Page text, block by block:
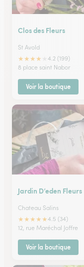
Clos des Fleurs
St Avold
★★★★
4.2 (199)
8 place saint Nabor
Voir la boutique
Jardin D’eden Fleurs
Chateau Salins
★★★★★4.5 (34)
12, rue Maréchal Joffre
Voir la boutique